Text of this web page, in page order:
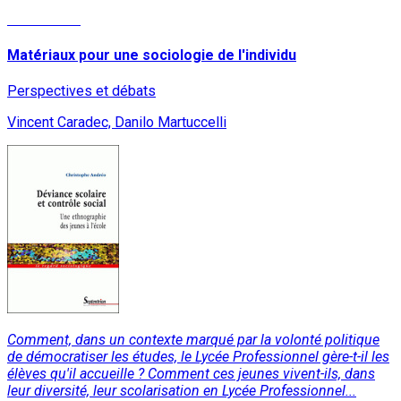
Matériaux pour une sociologie de l'individu
Perspectives et débats
Vincent Caradec, Danilo Martuccelli
Comment, dans un contexte marqué par la volonté politique
de démocratiser les études, le Lycée Professionnel gère-t-il les
élèves qu'il accueille ? Comment ces jeunes vivent-ils, dans
leur diversité, leur scolarisation en Lycée Professionnel...